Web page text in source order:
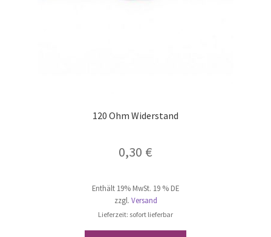
120 Ohm Widerstand
0,30 €
Enthält 19% MwSt. 19 % DE
zzgl. Versand
Lieferzeit: sofort lieferbar